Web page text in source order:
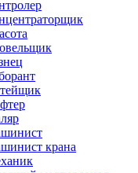
крана